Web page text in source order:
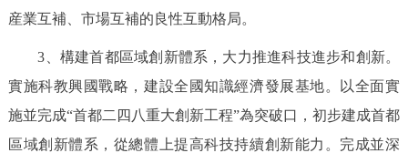
産業互補、市場互補的良性互動格局。
3、構建首都區域創新體系，大力推進科技進步和創新。
實施科教興國戰略，建設全國知識經濟發展基地。以全面實
施並完成“首都二四八重大創新工程”為突破口，初步建成首都
區域創新體系，從總體上提高科技持續創新能力。完成並深